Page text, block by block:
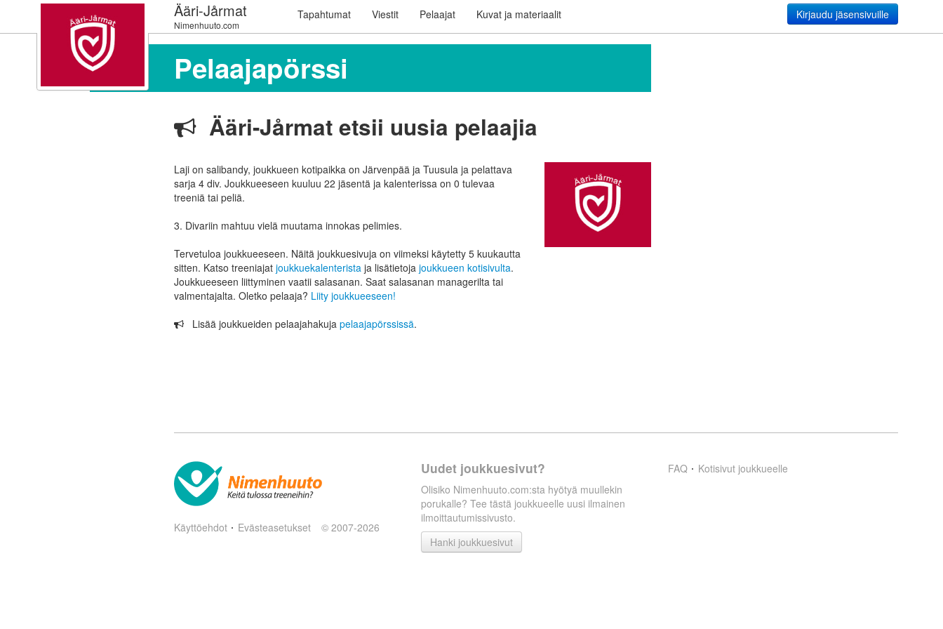
Ääri-Jårmat
Nimenhuuto.com
Tapahtumat Viestit Pelaajat Kuvat ja materiaalit Kirjaudu jäsensivuille
Pelaajapörssi
Ääri-Jårmat etsii uusia pelaajia
Laji on salibandy, joukkueen kotipaikka on Järvenpää ja Tuusula ja pelattava
sarja 4 div. Joukkueeseen kuuluu 22 jäsentä ja kalenterissa on 0 tulevaa
treeniä tai peliä.
3. Divariin mahtuu vielä muutama innokas pelimies.
Tervetuloa joukkueeseen. Näitä joukkuesivuja on viimeksi käytetty 5 kuukautta
sitten. Katso treeniajat joukkuekalenterista ja lisätietoja joukkueen kotisivulta.
Joukkueeseen liittyminen vaatii salasanan. Saat salasanan managerilta tai
valmentajalta. Oletko pelaaja? Liity joukkueeseen!
Lisää joukkueiden pelaajahakuja pelaajapörssissä.
Käyttöehdot Evästeasetukset © 2007-2026
Uudet joukkuesivut?
Olisiko Nimenhuuto.com:sta hyötyä muullekin
porukalle? Tee tästä joukkueelle uusi ilmainen
ilmoittautumissivusto.
Hanki joukkuesivut
FAQ Kotisivut joukkueelle